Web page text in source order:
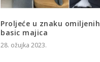
Proljeće u znaku omiljenih
basic majica
28. ožujka 2023.